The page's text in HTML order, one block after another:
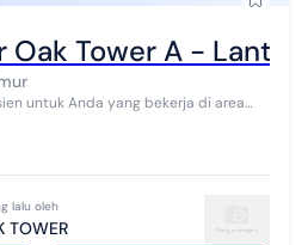
Oak Tower A -
untuk Anda yang bekerja di area
Kelapa Gading. Akses tol Cakung-
lalu oleh
TOWER